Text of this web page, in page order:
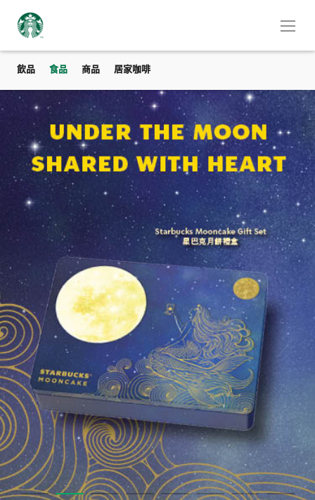
飲品 食品 商品 居家咖啡